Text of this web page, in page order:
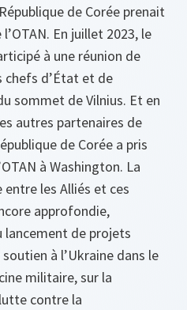
de Corée prenait
En juillet 2023, le
à une réunion de
chefs d’État et de
sommet de Vilnius. Et en
autres partenaires de
de Corée a pris
à Washington. La
les Alliés et ces
approfondie,
de projets
à l’Ukraine dans le
militaire, sur la
contre la